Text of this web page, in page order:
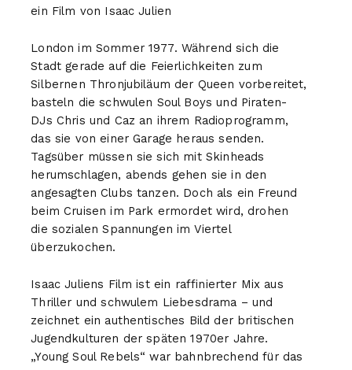
ein Film von Isaac Julien
London im Sommer 1977. Während sich die
Stadt gerade auf die Feierlichkeiten zum
Silbernen Thronjubiläum der Queen vorbereitet,
basteln die schwulen Soul Boys und Piraten-
DJs Chris und Caz an ihrem Radioprogramm,
das sie von einer Garage heraus senden.
Tagsüber müssen sie sich mit Skinheads
herumschlagen, abends gehen sie in den
angesagten Clubs tanzen. Doch als ein Freund
beim Cruisen im Park ermordet wird, drohen
die sozialen Spannungen im Viertel
überzukochen.
Isaac Juliens Film ist ein raffinierter Mix aus
Thriller und schwulem Liebesdrama – und
zeichnet ein authentisches Bild der britischen
Jugendkulturen der späten 1970er Jahre.
„Young Soul Rebels“ war bahnbrechend für das